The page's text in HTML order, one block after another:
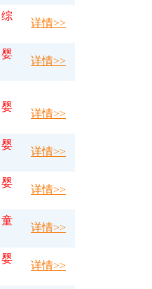
综
详情>>
婴
详情>>
婴
详情>>
婴
详情>>
婴
详情>>
童
详情>>
婴
详情>>